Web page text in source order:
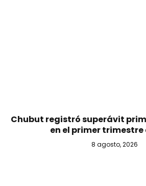
Chubut registró superávit
en el primer trimestre
8 agosto, 2026